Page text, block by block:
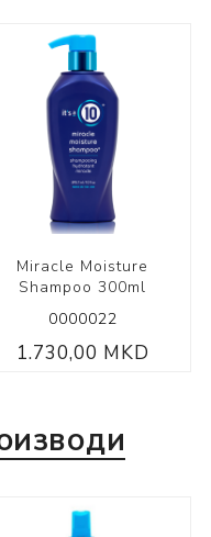
Miracle Moisture
Shampoo 300ml
0000022
1.730,00 MKD